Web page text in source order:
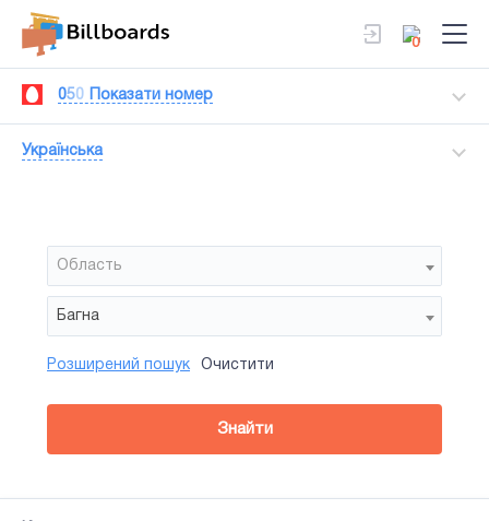
0
050 Показати номер
Українська
Область
Багна
Район
Сторона
Усi
Розширений пошук Очистити
Знайти